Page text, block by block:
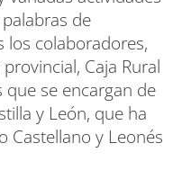
de
los colaboradores,
Caja Rural
que se encargan de
y León, que ha
Castellano y Leonés